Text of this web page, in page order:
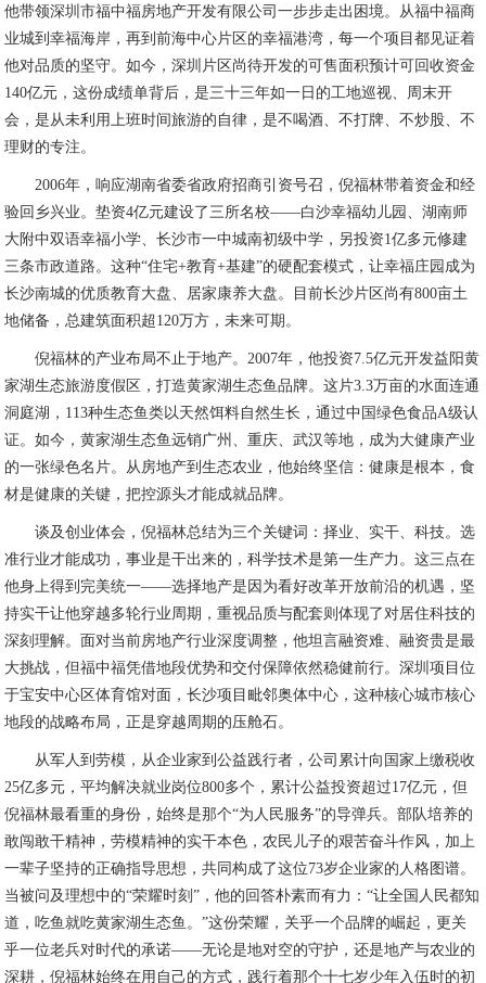
他带领深圳市福中福房地产开发有限公司一步步走出困境。从福中福商
业城到幸福海岸，再到前海中心片区的幸福港湾，每一个项目都见证着
他对品质的坚守。如今，深圳片区尚待开发的可售面积预计可回收资金
140亿元，这份成绩单背后，是三十三年如一日的工地巡视、周末开
会，是从未利用上班时间旅游的自律，是不喝酒、不打牌、不炒股、不
理财的专注。
2006年，响应湖南省委省政府招商引资号召，倪福林带着资金和经
验回乡兴业。垫资4亿元建设了三所名校——白沙幸福幼儿园、湖南师
大附中双语幸福小学、长沙市一中城南初级中学，另投资1亿多元修建
三条市政道路。这种“住宅+教育+基建”的硬配套模式，让幸福庄园成为
长沙南城的优质教育大盘、居家康养大盘。目前长沙片区尚有800亩土
地储备，总建筑面积超120万方，未来可期。
倪福林的产业布局不止于地产。2007年，他投资7.5亿元开发益阳黄
家湖生态旅游度假区，打造黄家湖生态鱼品牌。这片3.3万亩的水面连通
洞庭湖，113种生态鱼类以天然饵料自然生长，通过中国绿色食品A级认
证。如今，黄家湖生态鱼远销广州、重庆、武汉等地，成为大健康产业
的一张绿色名片。从房地产到生态农业，他始终坚信：健康是根本，食
材是健康的关键，把控源头才能成就品牌。
谈及创业体会，倪福林总结为三个关键词：择业、实干、科技。选
准行业才能成功，事业是干出来的，科学技术是第一生产力。这三点在
他身上得到完美统一——选择地产是因为看好改革开放前沿的机遇，坚
持实干让他穿越多轮行业周期，重视品质与配套则体现了对居住科技的
深刻理解。面对当前房地产行业深度调整，他坦言融资难、融资贵是最
大挑战，但福中福凭借地段优势和交付保障依然稳健前行。深圳项目位
于宝安中心区体育馆对面，长沙项目毗邻奥体中心，这种核心城市核心
地段的战略布局，正是穿越周期的压舱石。
从军人到劳模，从企业家到公益践行者，公司累计向国家上缴税收
25亿多元，平均解决就业岗位800多个，累计公益投资超过17亿元，但
倪福林最看重的身份，始终是那个“为人民服务”的导弹兵。部队培养的
敢闯敢干精神，劳模精神的实干本色，农民儿子的艰苦奋斗作风，加上
一辈子坚持的正确指导思想，共同构成了这位73岁企业家的人格图谱。
当被问及理想中的“荣耀时刻”，他的回答朴素而有力：“让全国人民都知
道，吃鱼就吃黄家湖生态鱼。”这份荣耀，关乎一个品牌的崛起，更关
乎一位老兵对时代的承诺——无论是地对空的守护，还是地产与农业的
深耕，倪福林始终在用自己的方式，践行着那个十七岁少年入伍时的初